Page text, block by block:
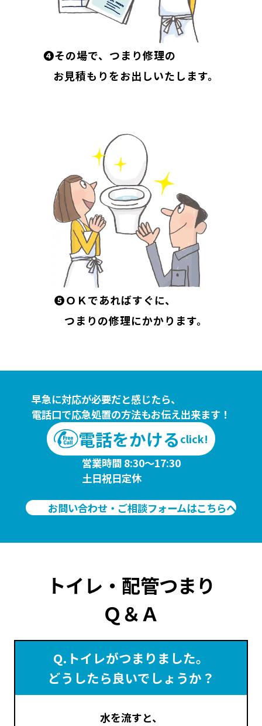
❹その場で、つまり修理の
お見積もりをお出しいたします。
❺ＯＫであればすぐに、
つまりの修理にかかります。
早急に対応が必要だと感じたら、
電話口で応急処置の方法もお伝え出来ます！
電話をかけるclick!
営業時間 8:30～17:30
土日祝日定休
お問い合わせ・ご相談フォームはこちらへ
トイレ・配管つまり
Ｑ＆Ａ
Q.トイレがつまりました。
どうしたら良いでしょうか？
水を流すと、